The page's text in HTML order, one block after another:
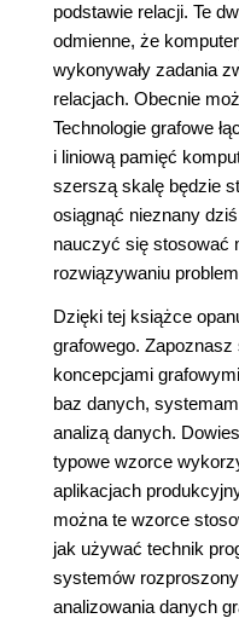
podstawie relacji. Te
odmienne, że
wykonywały zadania
relacjach. Obecnie
Technologie grafowe
i liniową pamięć
szerszą skalę będzie
osiągnąć nieznany
nauczyć się stosować
rozwiązywaniu
Dzięki tej książce
grafowego.
koncepcjami
baz danych,
analizą danych.
typowe wzorce
aplikacjach
można te wzorce
jak używać technik
systemów
analizowania danych